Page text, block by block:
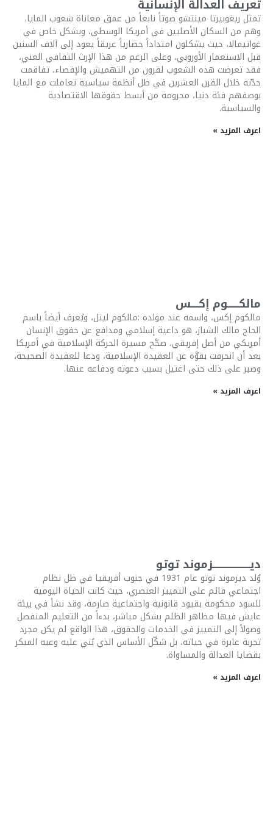
تعريف العدالة الإنسانية
تمثل ريغوبيرتا مينتشو صوتاً نابعاً من عمق معاناة شعوب المايا،
وهم من السكان الأصليين في أمريكا الوسطى، وبشكل خاص في
غواتيمالا، حيث يشكلون امتداداً حضارياً عريقاً يعود إلى آلاف السنين
قبل الاستعمار الأوروبي، وعلى الرغم من هذا الإرث الثقافي الغني،
فقد تعرضت هذه الشعوب لقرون من التهميش والإقصاء، تفاقمت
حدّته خلال القرن العشرين في ظل أنظمة سياسية تعاملت مع المايا
بوصفهم فئة دنيا، محرومة من أبسط حقوقها الاقتصادية
والسياسية.
اعرف المزيد »
مالكــــــوم إكــــس
مالكوم إكس، واسمه عند مولده :مالكوم ليتل، ويُعرف أيضاً باسم
الحاج مالك الشباز، هو داعية إسلامي ومدافع عن حقوق الإنسان
أمريكي من أصل إفريقي، صحَّح مسيرة الحركة الإسلامية في أمريكا
بعد أن انحرفت بقوَّة عن العقيدة الإسلامية، ودعا للعقيدة الصحيحة،
وصبر على ذلك حتى اغتيل بسبب دعوته ودفاعه عنها.
اعرف المزيد »
ديــــــــــــــــــــزموند توتو
وُلد ديزموند توتو عام 1931 في جنوب أفريقيا في ظل نظام
اجتماعي قائم على التمييز العنصري، حيث كانت الحياة اليومية
للسود محكومة بقيود قانونية واجتماعية صارمة، وقد نشأ في بيئة
عايش فيها مظاهر الظلم بشكل مباشر، بدءاً من التعليم المنفصل
وصولاً إلى التمييز في الخدمات والحقوق، هذا الواقع لم يكن مجرد
تجربة عابرة في حياته، بل شكّل الأساس الذي بُني عليه وعيه المبكر
بقضايا العدالة والمساواة.
اعرف المزيد »